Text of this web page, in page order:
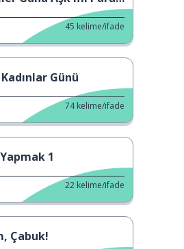
45 kelime/ifade
Günü
74 kelime/ifade
1
22 kelime/ifade
Çabuk!